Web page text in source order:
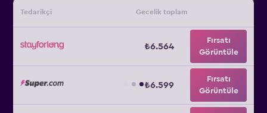
Tedarikçi Gecelik toplam
₺6.564
Fırsatı
Görüntüle
₺6.599
Fırsatı
Görüntüle